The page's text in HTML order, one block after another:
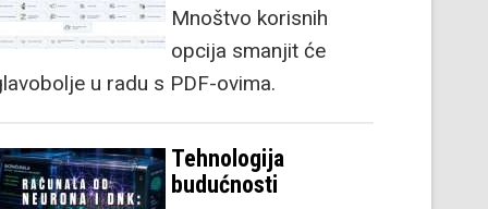
Mnoštvo korisnih
opcija smanjit će
u radu s PDF-ovima.
Tehnologija
budućnosti